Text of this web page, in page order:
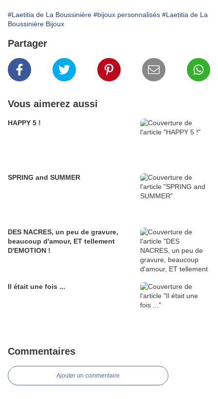
#Laetitia de La Boussinière #bijoux personnalisés #Laetitia de La
Boussinière Bijoux
Partager
Vous aimerez aussi
HAPPY 5 !
SPRING and SUMMER
DES NACRES, un peu de gravure,
beaucoup d'amour, ET tellement
D'EMOTION !
Il était une fois ...
Commentaires
Ajouter un commentaire